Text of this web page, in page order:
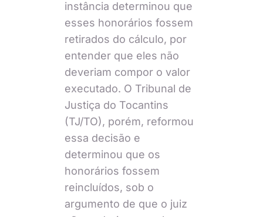
instância determinou que
esses honorários fossem
retirados do cálculo, por
entender que eles não
deveriam compor o valor
executado. O Tribunal de
Justiça do Tocantins
(TJ/TO), porém, reformou
essa decisão e
determinou que os
honorários fossem
reincluídos, sob o
argumento de que o juiz